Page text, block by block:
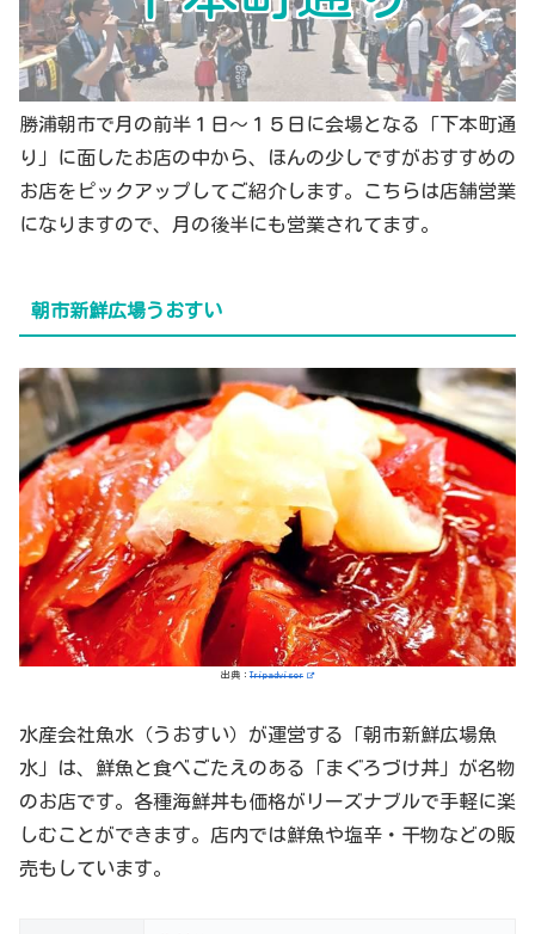
勝浦朝市で月の前半１日～１５日に会場となる「下本町通
り」に面したお店の中から、ほんの少しですがおすすめの
お店をピックアップしてご紹介します。こちらは店舗営業
になりますので、月の後半にも営業されてます。
朝市新鮮広場うおすい
出典：Tripadvisor
水産会社魚水（うおすい）が運営する「朝市新鮮広場魚
水」は、鮮魚と食べごたえのある「まぐろづけ丼」が名物
のお店です。各種海鮮丼も価格がリーズナブルで手軽に楽
しむことができます。店内では鮮魚や塩辛・干物などの販
売もしています。